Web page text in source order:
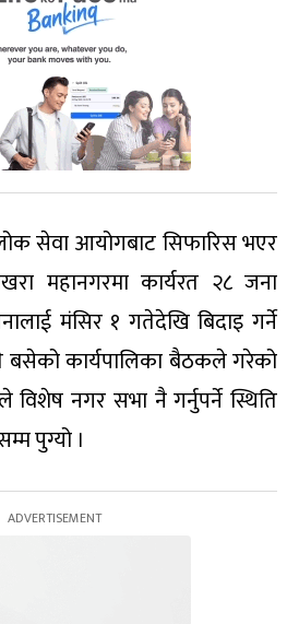
सेवा आयोगबाट सिफारिस भएर
महानगरमा कार्यरत २८ जना
मंसिर १ गतेदेखि बिदाइ गर्ने
बसेको कार्यपालिका बैठकले गरेको
विशेष नगर सभा नै गर्नुपर्ने स्थिति
पुग्यो ।